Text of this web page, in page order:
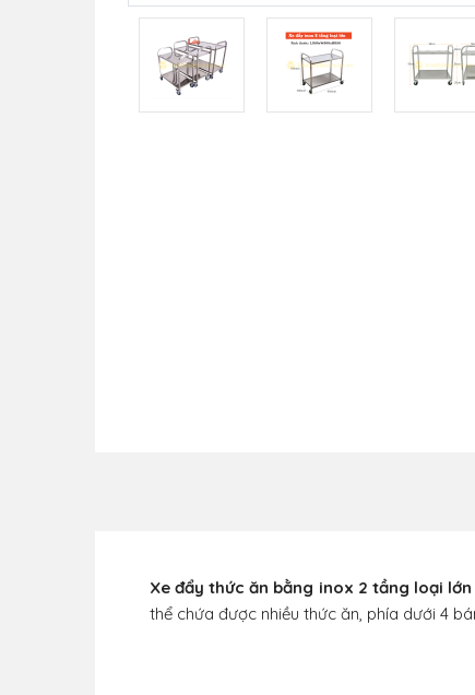
Xe đẩy thức ăn bằng inox 2 tầng loại lớn
thể chứa được nhiều thức ăn, phía dưới 4